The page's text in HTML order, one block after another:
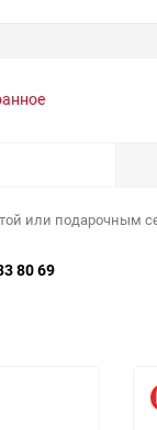
или подарочным
80 69